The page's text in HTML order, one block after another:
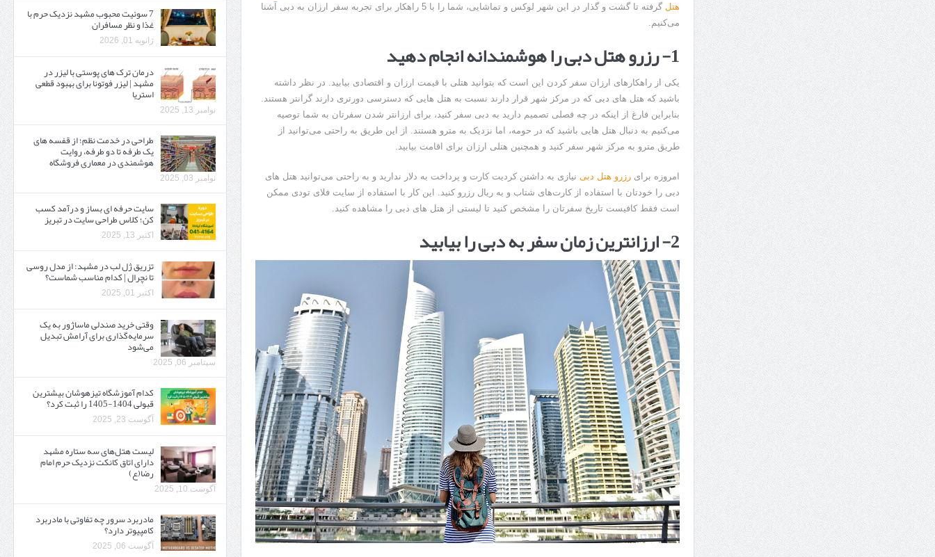
هتل
گرفته تا گشت و گذار در این شهر لوکس و تماشایی، شما را با 5 راهکار برای تجربه سفر ارزان به دبی آشنا
می‌کنیم.
1- رزرو هتل دبی را هوشمندانه انجام دهید
یکی از راهکارهای ارزان سفر کردن این است که بتوانید هتلی با قیمت ارزان و اقتصادی بیابید. در نظر داشته
باشید که هتل های دبی که در مرکز شهر قرار دارند نسبت به هتل هایی که دسترسی دورتری دارند گرانتر هستند.
بنابراین فارغ از اینکه در چه فصلی تصمیم دارید به دبی سفر کنید، برای ارزانتر شدن سفرتان به شما توصیه
می‌کنیم به دنبال هتل هایی باشید که در حومه، اما نزدیک به مترو هستند. از این طریق به راحتی می‌توانید از
طریق مترو به مرکز شهر سفر کنید و همچنین هتلی ارزان برای اقامت بیابید.
امروزه برای رزرو هتل دبی نیازی به داشتن کردیت کارت و پرداخت به دلار ندارید و به راحتی می‌توانید هتل های
دبی را خودتان با استفاده از کارت‌های شتاب و به ریال رزرو کنید. این کار با استفاده از سایت فلای تودی ممکن
است فقط کافیست تاریخ سفرتان را مشخص کنید تا لیستی از هتل های دبی را مشاهده کنید.
2- ارزانترین زمان سفر به دبی را بیابید
7 سوئیت محبوب مشهد نزدیک حرم با
غذا و نظر مسافران
ژانویه 01, 2026
درمان ترک های پوستی با لیزر در
مشهد | لیزر فوتونا برای بهبود قطعی
استریا
نوامبر 13, 2025
طراحی در خدمت نظم؛ از قفسه ‌های
یک‌ طرفه تا دو طرفه، روایت
هوشمندی در معماری فروشگاه
نوامبر 03, 2025
سایت حرفه ‌ای بساز و درآمد کسب
کن؛ کلاس طراحی سایت در تبریز
اکتبر 13, 2025
تزریق ژل لب در مشهد: از مدل روسی
تا نچرال | کدام مناسب شماست؟
اکتبر 01, 2025
وقتی خرید صندلی ماساژور به یک
سرمایه‌گذاری برای آرامش تبدیل
می‌شود
سپتامبر 06, 2025
کدام آموزشگاه تیزهوشان بیشترین
قبولی 1404-1405 را ثبت کرد؟
آگوست 23, 2025
لیست هتل‌های سه ستاره مشهد
دارای اتاق کانکت نزدیک حرم امام
رضا(ع)
آگوست 10, 2025
مادربرد سرور چه تفاوتی با مادربرد
کامپیوتر دارد؟
آگوست 06, 2025